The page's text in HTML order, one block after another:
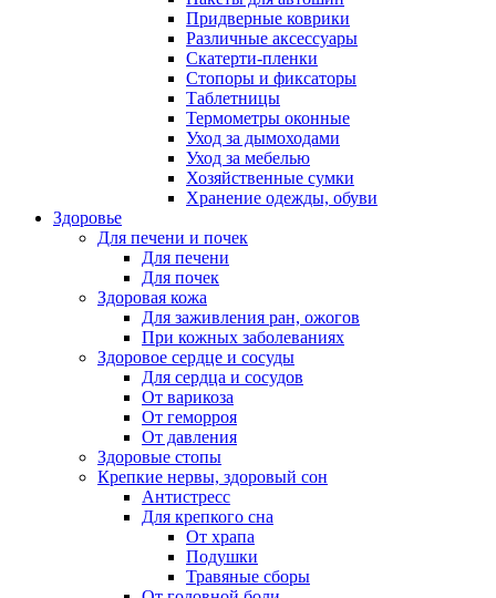
Придверные коврики
Различные аксессуары
Скатерти-пленки
Стопоры и фиксаторы
Таблетницы
Термометры оконные
Уход за дымоходами
Уход за мебелью
Хозяйственные сумки
Хранение одежды, обуви
Здоровье
Для печени и почек
Для печени
Для почек
Здоровая кожа
Для заживления ран, ожогов
При кожных заболеваниях
Здоровое сердце и сосуды
Для сердца и сосудов
От варикоза
От геморроя
От давления
Здоровые стопы
Крепкие нервы, здоровый сон
Антистресс
Для крепкого сна
От храпа
Подушки
Травяные сборы